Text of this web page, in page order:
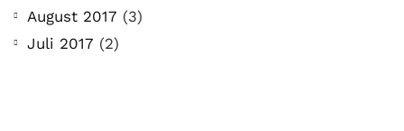
August 2017 (3)
Juli 2017 (2)